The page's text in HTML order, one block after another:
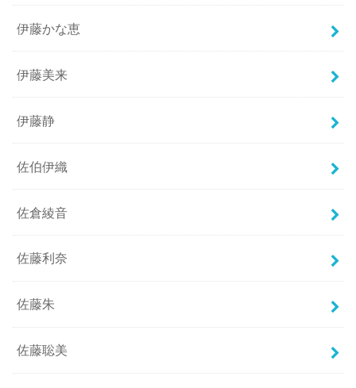
伊藤かな恵
伊藤美来
伊藤静
佐伯伊織
佐倉綾音
佐藤利奈
佐藤朱
佐藤聡美